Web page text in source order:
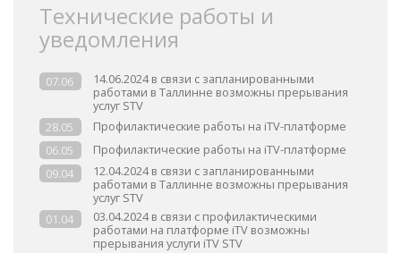
Технические работы и
уведомления
07.06
14.06.2024 в связи с запланированными
работами в Таллинне возможны прерывания
услуг STV
28.05
Профилактические работы на iTV-платформе
06.05
Профилактические работы на iTV-платформе
09.04
12.04.2024 в связи с запланированными
работами в Таллинне возможны прерывания
услуг STV
01.04
03.04.2024 в связи с профилактическими
работами на платформе iTV возможны
прерывания услуги iTV STV